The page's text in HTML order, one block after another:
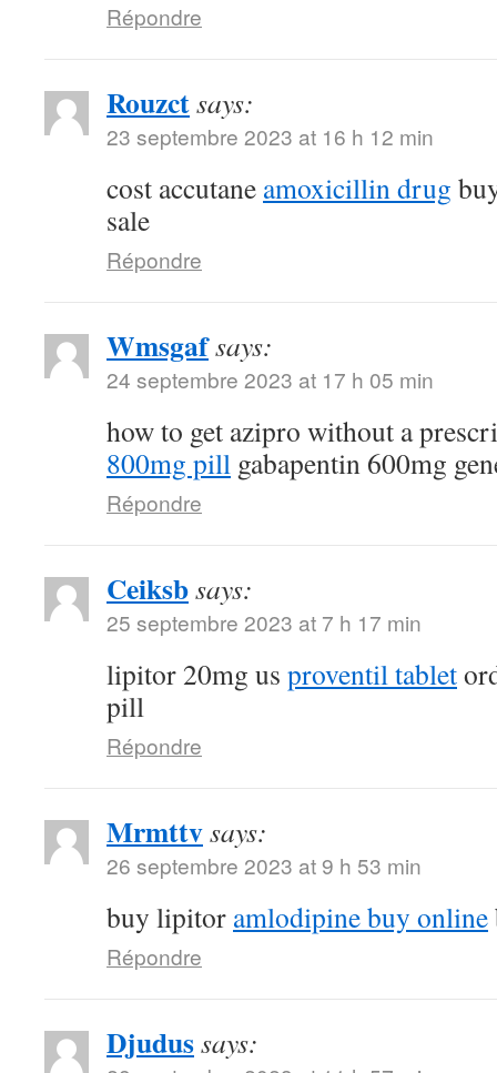
Répondre
Rouzctsays:
23 septembre 2023 at 16 h 12 min
cost accutane amoxicillin drug
sale
Répondre
Wmsgafsays:
24 septembre 2023 at 17 h 05 min
how to get azipro without a
800mg pill gabapentin 600mg
Répondre
Ceiksbsays:
25 septembre 2023 at 7 h 17 min
lipitor 20mg us proventil tablet
pill
Répondre
Mrmttvsays:
26 septembre 2023 at 9 h 53 min
buy lipitor amlodipine buy online
Répondre
Djudussays: